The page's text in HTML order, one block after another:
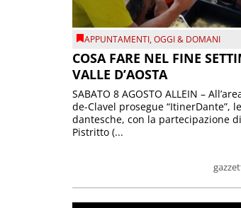
APPUNTAMENTI,OGGI & DOMANI
COSA FARE NEL FINE
VALLE D’AOSTA
SABATO 8 AGOSTO ALLEIN –
de-Clavel prosegue “ItinerDante”,
dantesche, con la partecipazione
Pistritto (...